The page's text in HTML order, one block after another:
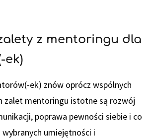
z mentoringu dla
ek)
ek) znów oprócz wspólnych
zalet mentoringu istotne są rozwój
poprawa pewności siebie i co
umiejętności i